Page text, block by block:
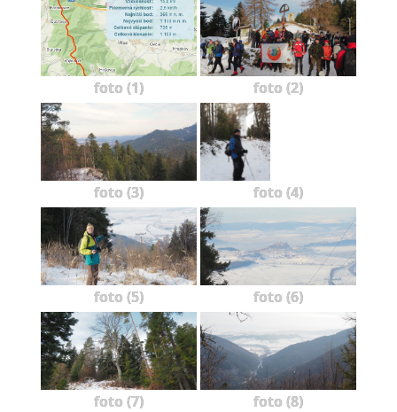
foto (1) foto (2)
foto (3) foto (4)
foto (5) foto (6)
foto (7) foto (8)